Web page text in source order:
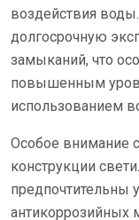
воздействия
долгосрочную
замыканий, что
повышенным
использованием
Особое внимание
конструкции
предпочтительны
антикоррозийных